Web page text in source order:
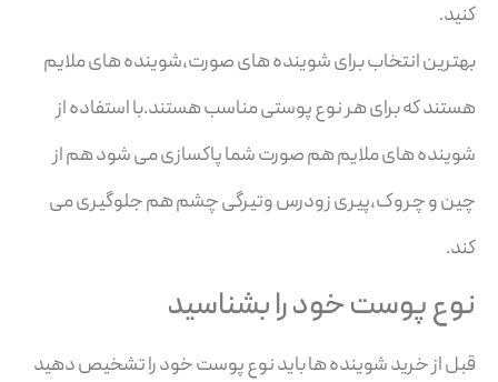
کنید.
بهترین انتخاب برای شوینده های صورت،شوینده های ملایم
هستند که برای هر نوع پوستی مناسب هستند.با استفاده از
شوینده های ملایم هم صورت شما پاکسازی می شود هم از
چین و چروک،پیری زودرس وتیرگی چشم هم جلوگیری می
کند.
نوع پوست خود را بشناسید
قبل از خرید شوینده ها باید نوع پوست خود را تشخیص دهید